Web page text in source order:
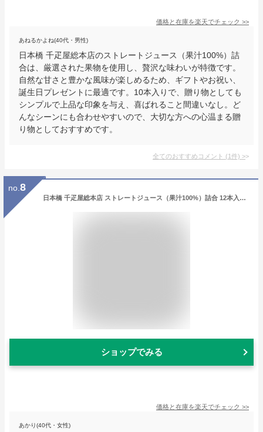
価格と在庫を楽天でチェック >>
あねるかよね(40代・男性)
日本橋 千疋屋総本店のストレートジュース（果汁100%）詰
合は、厳選された果物を使用し、贅沢な味わいが特徴です。
自然な甘さと豊かな風味が楽しめるため、ギフトやお祝い、
誕生日プレゼントに最適です。10本入りで、贈り物としても
シンプルで上品な印象を与え、喜ばれること間違いなし。ど
んなシーンにも合わせやすいので、大切な方への心温まる贈
り物としておすすめです。
全てのおすすめコメント (1件) >
no. 8
日本橋 千疋屋総本店 ストレートジュース（果汁100%）詰合 12本入｜お中元 詰め合わせ ギフト お祝い 誕生日 結婚 出産 内祝い お返し お礼 贈り物 贈答品 プレゼント お見舞い お供え 御供 香典返し
ショップでみる
価格と在庫を楽天でチェック >>
あかり(40代・女性)